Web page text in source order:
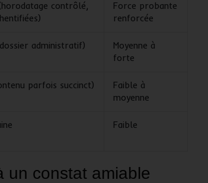
contrôlé,
Force probante
renforcée
administratif)
Moyenne à
forte
parfois succinct)
Faible à
moyenne
Faible
un constat amiable